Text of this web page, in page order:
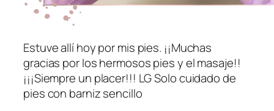
Estuve allí hoy por mis pies. ¡¡Muchas
gracias por los hermosos pies y el masaje!!
¡¡¡Siempre un placer!!! LG Solo cuidado de
pies con barniz sencillo